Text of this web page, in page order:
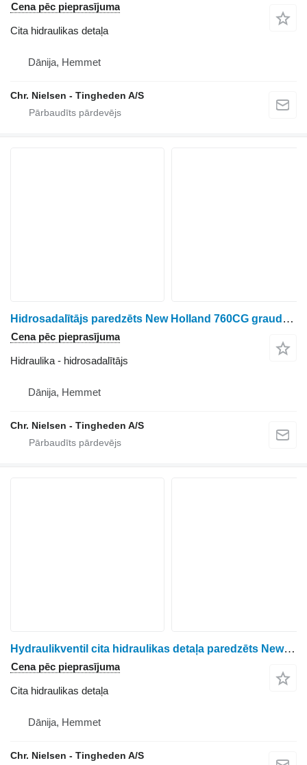
Cena pēc pieprasījuma
Cita hidraulikas detaļa
Dānija, Hemmet
Chr. Nielsen - Tingheden A/S
Hidrosadalītājs paredzēts New Holland 760CG graudu hedera
Cena pēc pieprasījuma
Hidraulika - hidrosadalītājs
Dānija, Hemmet
Chr. Nielsen - Tingheden A/S
Hydraulikventil cita hidraulikas detaļa paredzēts New Holland 760CG graudu hedera
Cena pēc pieprasījuma
Cita hidraulikas detaļa
Dānija, Hemmet
Chr. Nielsen - Tingheden A/S